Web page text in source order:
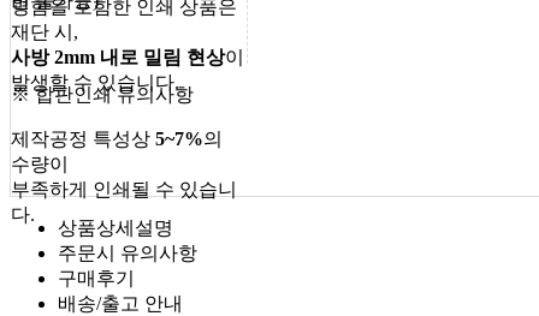
명함을 포함한 인쇄 상품은
재단 시,
사방 2mm 내로 밀림 현상이
발생할 수 있습니다.
※ 합판인쇄 유의사항
제작공정 특성상 5~7%의
수량이
부족하게 인쇄될 수 있습니
다.
상품상세설명
주문시 유의사항
구매후기
배송/출고 안내